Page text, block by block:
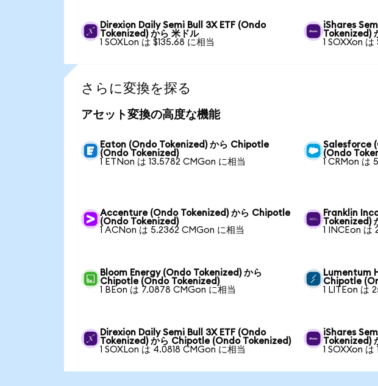
Direxion Daily Semi Bull 3X ETF (Ondo
Tokenized) から 米ドル
1 SOXLon は $135.68 に相当
iShares
Tokenized)
1 SOXXon
さらに変換を探る
アセット変換の高度な機能
Eaton (Ondo Tokenized) から Chipotle
(Ondo Tokenized)
1 ETNon は 13.5782 CMGon に相当
Salesforce
(Ondo
1 CRMon は
Accenture (Ondo Tokenized) から Chipotle
(Ondo Tokenized)
1 ACNon は 5.2362 CMGon に相当
Franklin
Tokenized)
1 INCEon は
Bloom Energy (Ondo Tokenized) から
Chipotle (Ondo Tokenized)
1 BEon は 7.0878 CMGon に相当
Lumentum
Chipotle
1 LITEon は
Direxion Daily Semi Bull 3X ETF (Ondo
Tokenized) から Chipotle (Ondo Tokenized)
1 SOXLon は 4.0818 CMGon に相当
iShares
Tokenized)
1 SOXXon は